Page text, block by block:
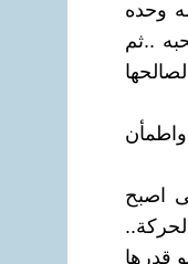
وحده
..ثم
اصبح
قدرها